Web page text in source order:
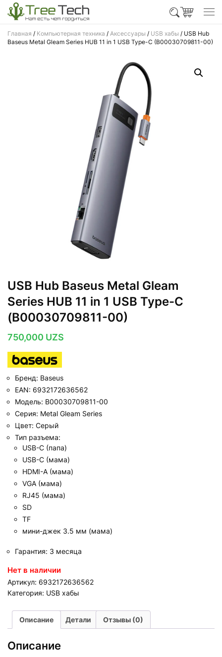
Главная / Компьютерная техника / Аксессуары / USB хабы / USB Hub
Baseus Metal Gleam Series HUB 11 in 1 USB Type-C (B00030709811-00)
USB Hub Baseus Metal Gleam
Series HUB 11 in 1 USB Type-C
(B00030709811-00)
750,000 UZS
Бренд: Baseus
EAN: 6932172636562
Модель: B00030709811-00
Серия: Metal Gleam Series
Цвет: Серый
Тип разъема:
USB-C (папа)
USB-C (мама)
HDMI-A (мама)
VGA (мама)
RJ45 (мама)
SD
TF
мини-джек 3.5 мм (мама)
Гарантия: 3 месяца
Нет в наличии
Артикул: 6932172636562
Категория: USB хабы
Описание Детали Отзывы (0)
Описание